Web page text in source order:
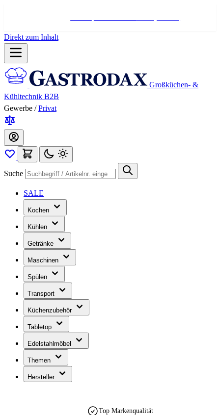
Direkt zum Inhalt
Großküchen- &
Kühltechnik B2B
Gewerbe / Privat
Suche
SALE
Kochen
Kühlen
Getränke
Maschinen
Spülen
Transport
Küchenzubehör
Tabletop
Edelstahlmöbel
Themen
Hersteller
Top Markenqualität